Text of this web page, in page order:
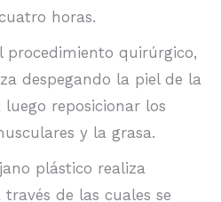
horas.
quirúrgico,
despegando la piel de la
reposicionar los
y la grasa.
plástico realiza
de las cuales se